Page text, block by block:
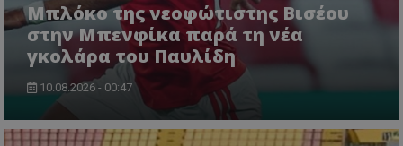
Μπλόκο της νεοφώτιστης Βισέου
στην Μπενφίκα παρά τη νέα
γκολάρα του Παυλίδη
10.08.2026 - 00:47